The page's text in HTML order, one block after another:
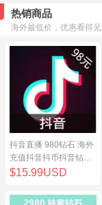
热销商品
海外最低价，优惠看得见
抖音直播 980钻石 海外
充值抖音抖币抖音钻98
元
$15.99USD